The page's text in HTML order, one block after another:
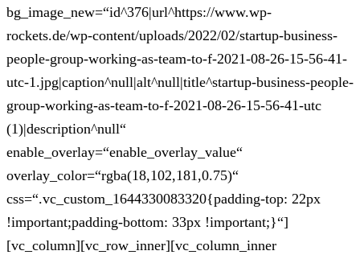
bg_image_new=“id^376|url^https://www.wp-
rockets.de/wp-content/uploads/2022/02/startup-business-
people-group-working-as-team-to-f-2021-08-26-15-56-41-
utc-1.jpg|caption^null|alt^null|title^startup-business-people-
group-working-as-team-to-f-2021-08-26-15-56-41-utc
(1)|description^null“
enable_overlay=“enable_overlay_value“
overlay_color=“rgba(18,102,181,0.75)“
css=“.vc_custom_1644330083320{padding-top: 22px
!important;padding-bottom: 33px !important;}“]
[vc_column][vc_row_inner][vc_column_inner